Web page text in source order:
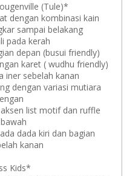
(Tule)*
dengan kombinasi kain
sampai belakang
pada kerah
depan (busui friendly)
karet ( wudhu friendly)
iner sebelah kanan
dengan variasi mutiara
list motif dan ruffle
dada kiri dan bagian
kanan
Kids*